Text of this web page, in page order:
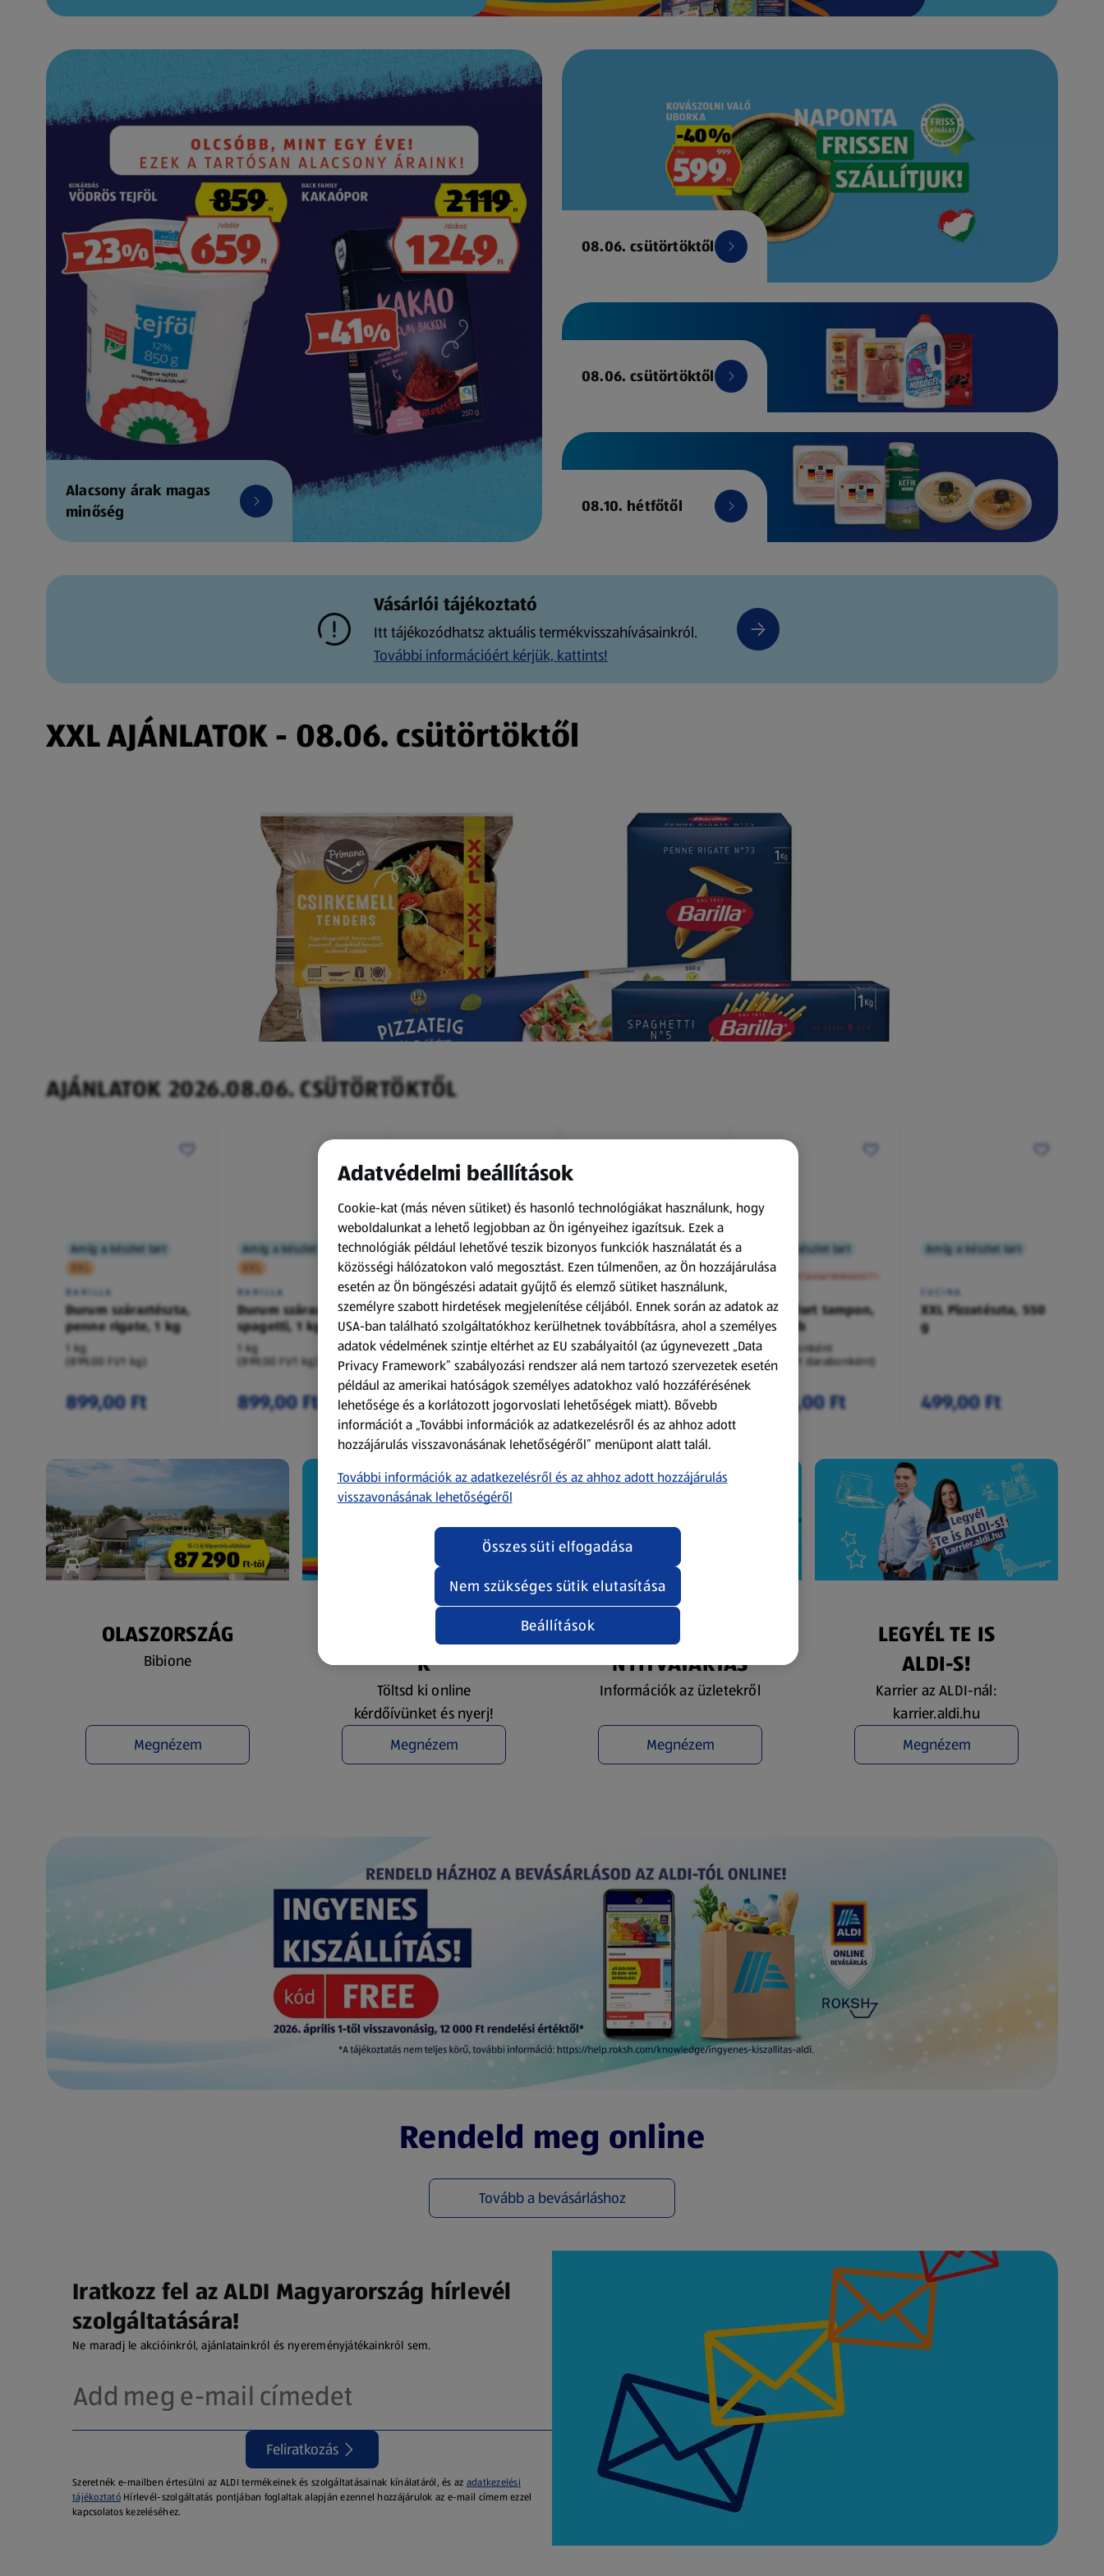
Alacsony árak magas
minőség
08.06. csütörtöktől
08.06. csütörtöktől
08.10. hétfőtől
Vásárlói tájékoztató
Itt tájékozódhatsz aktuális termékvisszahívásainkról.
További információért kérjük, kattints!
XXL AJÁNLATOK - 08.06. csütörtöktől
AJÁNLATOK 2026.08.06. CSÜTÖRTÖKTŐL
Amíg a készlet tart
XXL
BARILLA
Durum száraztészta,
penne rigate, 1 kg
1 kg
(899,00 Ft/1 kg)
899,00 Ft
Amíg a készlet tart
XXL
BARILLA
Durum száraztészta,
spagetti, 1 kg
1 kg
(899,00 Ft/1 kg)
899,00 Ft
Amíg a készlet tart
XXL
ACTIMEL
Actimel joghurtital, 8
palack
0,8 kg
(1 186,25 Ft/1 kg)
949,00 Ft
Amíg a készlet tart
XXL
O.B.
Procomfort tampon,
64 darab
64 darabonként
(59,36 Ft/1 darabonként)
3 799,00 Ft
Amíg a készlet tart
XXL
A termék nem érkezett meg!
Procomfort tampon,
54 darab
54 darabonként
(62,94 Ft/1 darabonként)
3 399,00 Ft
Amíg a készlet tart
CUCINA
XXL Pizzatészta, 550
g
499,00 Ft
OLASZORSZÁG
Bibione
Megnézem
NYEREMÉNYJÁTÉ
K
Töltsd ki online
kérdőívünket és nyerj!
Megnézem
ÜZLETKERESŐ ÉS
NYITVATARTÁS
Információk az üzletekről
Megnézem
LEGYÉL TE IS
ALDI-S!
Karrier az ALDI-nál:
karrier.aldi.hu
Megnézem
(új oldalon nyílik meg)
Rendeld meg online
Tovább a bevásárláshoz
(új oldalon nyílik meg)
Iratkozz fel az ALDI Magyarország hírlevél
szolgáltatására!
Ne maradj le akcióinkról, ajánlatainkról és nyereményjátékainkról sem.
Feliratkozás
Szeretnék e-mailben értesülni az ALDI termékeinek és szolgáltatásainak kínálatáról, és az adatkezelési
tájékoztatóHírlevél-szolgáltatás pontjában foglaltak alapján ezennel hozzájárulok az e-mail címem ezzel
kapcsolatos kezeléséhez.
Adatvédelmi beállítások
Cookie-kat (más néven sütiket) és hasonló technológiákat használunk, hogy
weboldalunkat a lehető legjobban az Ön igényeihez igazítsuk. Ezek a
technológiák például lehetővé teszik bizonyos funkciók használatát és a
közösségi hálózatokon való megosztást. Ezen túlmenően, az Ön hozzájárulása
esetén az Ön böngészési adatait gyűjtő és elemző sütiket használunk,
személyre szabott hirdetések megjelenítése céljából. Ennek során az adatok az
USA-ban található szolgáltatókhoz kerülhetnek továbbításra, ahol a személyes
adatok védelmének szintje eltérhet az EU szabályaitól (az úgynevezett „Data
Privacy Framework” szabályozási rendszer alá nem tartozó szervezetek esetén
például az amerikai hatóságok személyes adatokhoz való hozzáférésének
lehetősége és a korlátozott jogorvoslati lehetőségek miatt). Bővebb
információt a „További információk az adatkezelésről és az ahhoz adott
hozzájárulás visszavonásának lehetőségéről” menüpont alatt talál.
További információk az adatkezelésről és az ahhoz adott hozzájárulás
visszavonásának lehetőségéről
Beállítások
Nem szükséges sütik elutasítása
Összes süti elfogadása